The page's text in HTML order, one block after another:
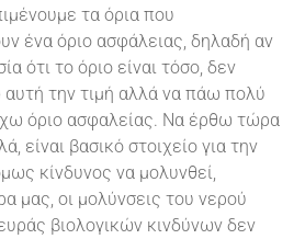
τα όρια που
ένα όριο ασφάλειας, δηλαδή αν
ότι το όριο είναι τόσο, δεν
την τιμή αλλά να πάω πολύ
όριο ασφαλείας. Να έρθω τώρα
είναι βασικό στοιχείο για την
κίνδυνος να μολυνθεί,
μας, οι μολύνσεις του νερού
βιολογικών κινδύνων δεν